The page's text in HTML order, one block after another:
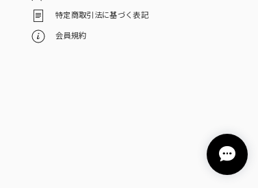
特定商取引法に基づく表記
会員規約